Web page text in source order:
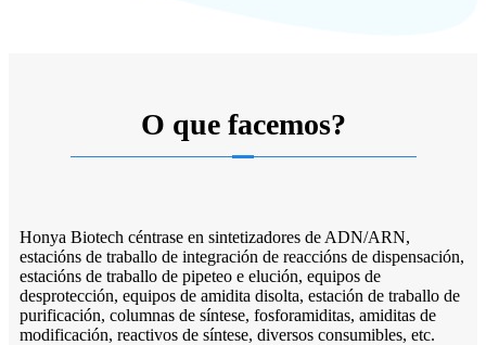
O que facemos?
Honya Biotech céntrase en sintetizadores de ADN/ARN,
estacións de traballo de integración de reaccións de dispensación,
estacións de traballo de pipeteo e elución, equipos de
desprotección, equipos de amidita disolta, estación de traballo de
purificación, columnas de síntese, fosforamiditas, amiditas de
modificación, reactivos de síntese, diversos consumibles, etc.